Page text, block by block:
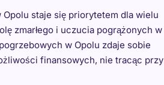
staje się priorytetem dla wielu
zmarłego i uczucia pogrążonych w
w Opolu zdaje sobie
finansowych, nie tracąc przy